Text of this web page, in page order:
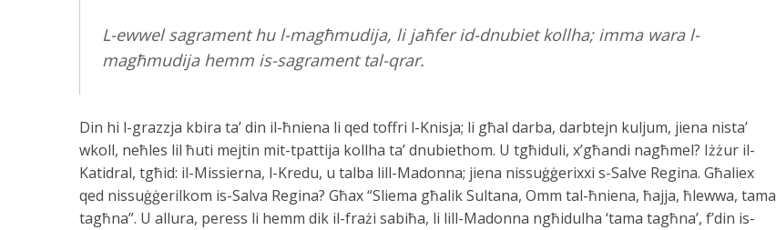
L-ewwel sagrament hu l-magħmudija, li jaħfer id-dnubiet kollha; imma wara l-
magħmudija hemm is-sagrament tal-qrar.
Din hi l-grazzja kbira ta’ din il-ħniena li qed toffri l-Knisja; li għal darba, darbtejn kuljum, jiena nista’
wkoll, neħles lil ħuti mejtin mit-tpattija kollha ta’ dnubiethom. U tgħiduli, x’għandi nagħmel? Iżżur il-
Katidral, tgħid: il-Missierna, l-Kredu, u talba lill-Madonna; jiena nissuġġerixxi s-Salve Regina. Għaliex
qed nissuġġerilkom is-Salva Regina? Għax “Sliema għalik Sultana, Omm tal-ħniena, ħajja, ħlewwa, tama
tagħna”. U allura, peress li hemm dik il-frażi sabiħa, li lill-Madonna ngħidulha ‘tama tagħna’, f’din is-